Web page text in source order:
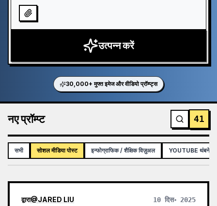
उत्पन्न करें
30,000+ मुफ्त इमेज और वीडियो प्रॉम्प्ट्स
नए प्रॉम्प्ट 41
सभी सोशल मीडिया पोस्ट इन्फोग्राफिक / शैक्षिक विज़ुअल YOUTUBE थंबनेल
द्वारा@JARED LIU 10 दिस॰ 2025